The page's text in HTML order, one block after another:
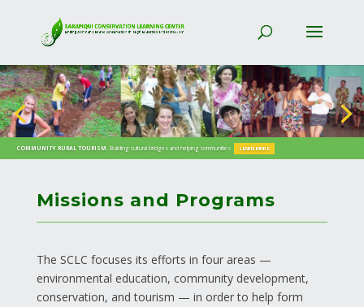
COMMUNITY RURAL TOURISM. Building cultural bridges and helping communities LEARN MORE
EDUCATION.English as a foreign language and more LEARN MORE
Missions and Programs
The SCLC focuses its efforts in four areas —
environmental education, community development,
conservation, and tourism — in order to help form